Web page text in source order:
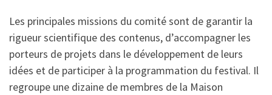
Les principales missions du comité sont de garantir la
rigueur scientifique des contenus, d’accompagner les
porteurs de projets dans le développement de leurs
idées et de participer à la programmation du festival. Il
regroupe une dizaine de membres de la Maison